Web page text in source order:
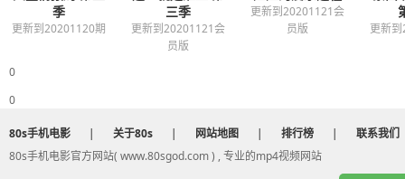
季
更新到20201120期
三季
更新到20201121会
员版
更新到20201121会
员版
更新
0
0
80s手机电影 | 关于80s | 网站地图 | 排行榜 |
联系我们
80s手机电影官方网站( www.80sgod.com ) , 专业的mp4视频网站